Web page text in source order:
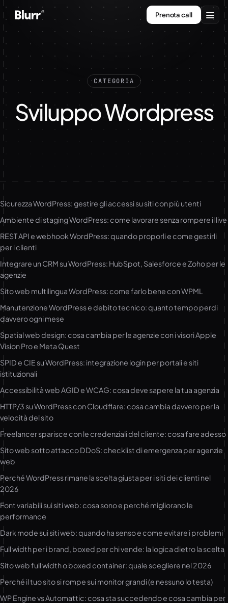
Vai
al
contenuto
Prenota call
Servizi
Chi siamo
CATEGORIA
Sviluppo Wordpress
Sicurezza WordPress: gestire gli accessi su siti con più utenti
Ambiente di staging WordPress: come lavorare senza rompere il live
REST API e webhook WordPress: quando proporli e come gestirli
per i clienti
Integrare un CRM su WordPress: HubSpot, Salesforce e Zoho per le
agenzie
Sito web multilingua WordPress: come farlo bene con WPML
Manutenzione WordPress e debito tecnico: quanto tempo perdi
davvero ogni mese
Spatial web design: cosa cambia per le agenzie con i visori Apple
Vision Pro e Meta Quest
SPID e CIE su WordPress: integrazione login per portali e siti
istituzionali
Accessibilità web AGID e WCAG: cosa deve sapere la tua agenzia
HTTP/3 su WordPress con Cloudflare: cosa cambia davvero per la
velocità del sito
Freelancer sparisce con le credenziali del cliente: cosa fare adesso
Sito web sotto attacco DDoS: checklist di emergenza per agenzie
web
Perché WordPress rimane la scelta giusta per i siti dei clienti nel
2026
Font variabili sui siti web: cosa sono e perché migliorano le
performance
Dark mode sui siti web: quando ha senso e come evitare i problemi
Full width per i brand, boxed per chi vende: la logica dietro la scelta
Sito web full width o boxed container: quale scegliere nel 2026
Perché il tuo sito si rompe sui monitor grandi (e nessuno lo testa)
WP Engine vs Automattic: cosa sta succedendo e cosa cambia per